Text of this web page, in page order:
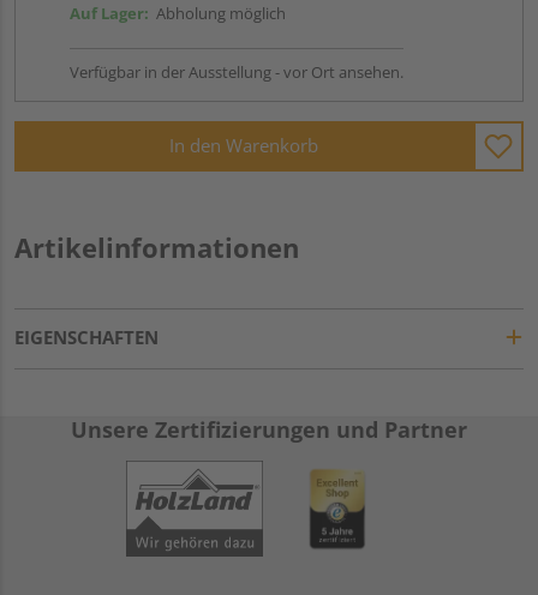
Auf Lager: Abholung möglich
Verfügbar in der Ausstellung - vor Ort ansehen.
In den Warenkorb
Artikelinformationen
EIGENSCHAFTEN
Unsere Zertifizierungen und Partner